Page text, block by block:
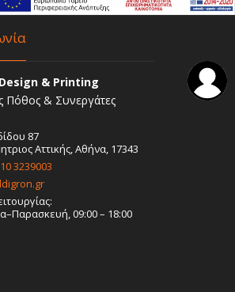
& Printing
Πόθος & Συνεργάτες
87
Αττικής, Αθήνα, 17343
3239003
09:00 – 18:00